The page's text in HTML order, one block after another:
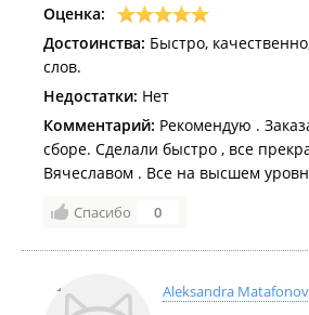
Оценка:
Достоинства: Быстро,
слов.
Недостатки: Нет
Комментарий: Рекомендую .
сборе. Сделали быстро , все
Вячеславом . Все на высшем
Спасибо 0
Aleksandra